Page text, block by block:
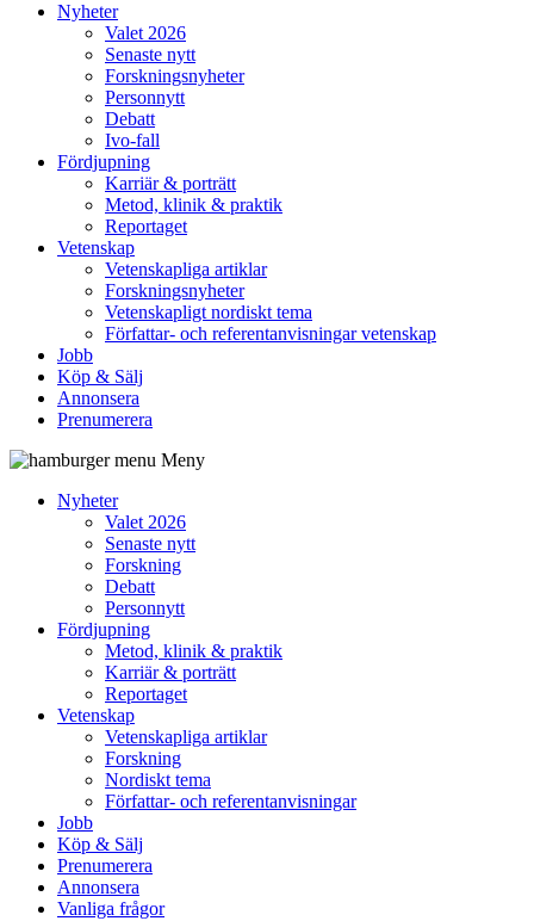
Nyheter
Valet 2026
Senaste nytt
Forskningsnyheter
Personnytt
Debatt
Ivo-fall
Fördjupning
Karriär & porträtt
Metod, klinik & praktik
Reportaget
Vetenskap
Vetenskapliga artiklar
Forskningsnyheter
Vetenskapligt nordiskt tema
Författar- och referentanvisningar vetenskap
Jobb
Köp & Sälj
Annonsera
Prenumerera
Meny
Nyheter
Valet 2026
Senaste nytt
Forskning
Debatt
Personnytt
Fördjupning
Metod, klinik & praktik
Karriär & porträtt
Reportaget
Vetenskap
Vetenskapliga artiklar
Forskning
Nordiskt tema
Författar- och referentanvisningar
Jobb
Köp & Sälj
Prenumerera
Annonsera
Vanliga frågor